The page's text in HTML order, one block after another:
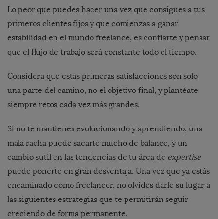
Lo peor que puedes hacer una vez que consigues a tus
primeros clientes fijos y que comienzas a ganar
estabilidad en el mundo freelance, es confiarte y pensar
que el flujo de trabajo será constante todo el tiempo.
Considera que estas primeras satisfacciones son solo
una parte del camino, no el objetivo final, y plantéate
siempre retos cada vez más grandes.
Si no te mantienes evolucionando y aprendiendo, una
mala racha puede sacarte mucho de balance, y un
cambio sutil en las tendencias de tu área de expertise
puede ponerte en gran desventaja. Una vez que ya estás
encaminado como freelancer, no olvides darle su lugar a
las siguientes estrategias que te permitirán seguir
creciendo de forma permanente.